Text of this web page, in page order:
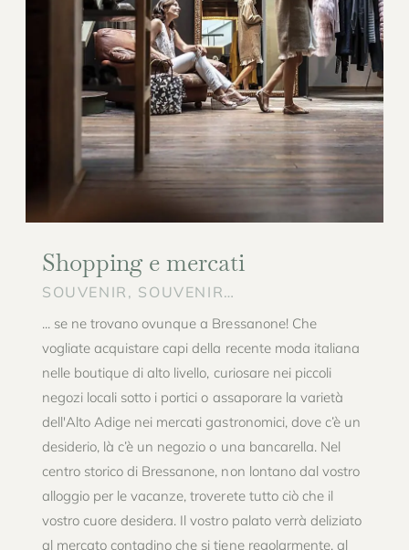
Shopping e mercati
SOUVENIR, SOUVENIR…
... se ne trovano ovunque a Bressanone! Che
vogliate acquistare capi della recente moda italiana
nelle boutique di alto livello, curiosare nei piccoli
negozi locali sotto i portici o assaporare la varietà
dell'Alto Adige nei mercati gastronomici, dove c’è un
desiderio, là c’è un negozio o una bancarella. Nel
centro storico di Bressanone, non lontano dal vostro
alloggio per le vacanze, troverete tutto ciò che il
vostro cuore desidera. Il vostro palato verrà deliziato
al mercato contadino che si tiene regolarmente, al